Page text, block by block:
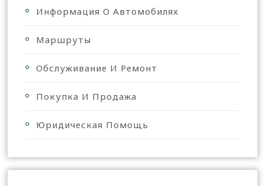
Информация О Автомобилях
Маршруты
Обслуживание И Ремонт
Покупка И Продажа
Юридическая Помощь